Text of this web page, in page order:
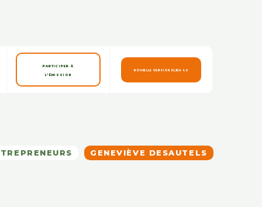
PARTICIPER À
L'ÉMISSION
NOUVELLE VERSION DLJDA 4.0
GENEVIÈVE DESAUTELS